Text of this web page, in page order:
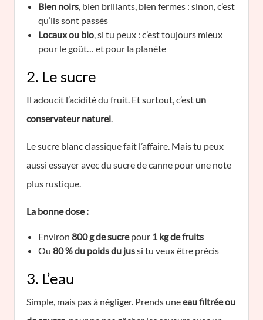
Bien noirs, bien brillants, bien fermes : sinon, c’est
qu’ils sont passés
Locaux ou bio, si tu peux : c’est toujours mieux
pour le goût… et pour la planète
2. Le sucre
Il adoucit l’acidité du fruit. Et surtout, c’est un
conservateur naturel.
Le sucre blanc classique fait l’affaire. Mais tu peux
aussi essayer avec du sucre de canne pour une note
plus rustique.
La bonne dose :
Environ 800 g de sucrepour 1 kg de fruits
Ou 80 % du poids du jussi tu veux être précis
3. L’eau
Simple, mais pas à négliger. Prends uneeau filtrée ou